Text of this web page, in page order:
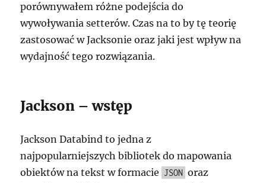
porównywałem różne podejścia do
wywoływania setterów. Czas na to by tę teorię
zastosować w Jacksonie oraz jaki jest wpływ na
wydajność tego rozwiązania.
Jackson – wstęp
Jackson Databind to jedna z
najpopularniejszych bibliotek do mapowania
obiektów na tekst w formacie JSON oraz